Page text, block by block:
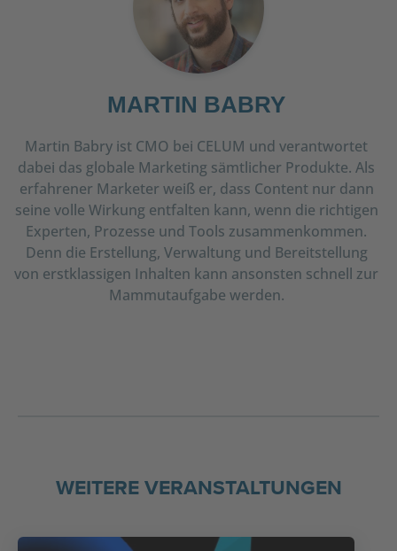
MARTIN BABRY
Martin Babry ist CMO bei CELUM und verantwortet
dabei das globale Marketing sämtlicher Produkte. Als
erfahrener Marketer weiß er, dass Content nur dann
seine volle Wirkung entfalten kann, wenn die richtigen
Experten, Prozesse und Tools zusammenkommen.
Denn die Erstellung, Verwaltung und Bereitstellung
von erstklassigen Inhalten kann ansonsten schnell zur
Mammutaufgabe werden.
WEITERE VERANSTALTUNGEN